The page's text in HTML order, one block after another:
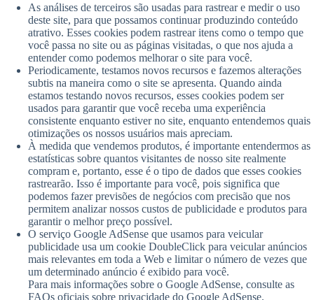
As análises de terceiros são usadas para rastrear e medir o uso
deste site, para que possamos continuar produzindo conteúdo
atrativo. Esses cookies podem rastrear itens como o tempo que
você passa no site ou as páginas visitadas, o que nos ajuda a
entender como podemos melhorar o site para você.
Periodicamente, testamos novos recursos e fazemos alterações
subtis na maneira como o site se apresenta. Quando ainda
estamos testando novos recursos, esses cookies podem ser
usados ​​para garantir que você receba uma experiência
consistente enquanto estiver no site, enquanto entendemos quais
otimizações os nossos usuários mais apreciam.
À medida que vendemos produtos, é importante entendermos as
estatísticas sobre quantos visitantes de nosso site realmente
compram e, portanto, esse é o tipo de dados que esses cookies
rastrearão. Isso é importante para você, pois significa que
podemos fazer previsões de negócios com precisão que nos
permitem analizar nossos custos de publicidade e produtos para
garantir o melhor preço possível.
O serviço Google AdSense que usamos para veicular
publicidade usa um cookie DoubleClick para veicular anúncios
mais relevantes em toda a Web e limitar o número de vezes que
um determinado anúncio é exibido para você.
Para mais informações sobre o Google AdSense, consulte as
FAQs oficiais sobre privacidade do Google AdSense.